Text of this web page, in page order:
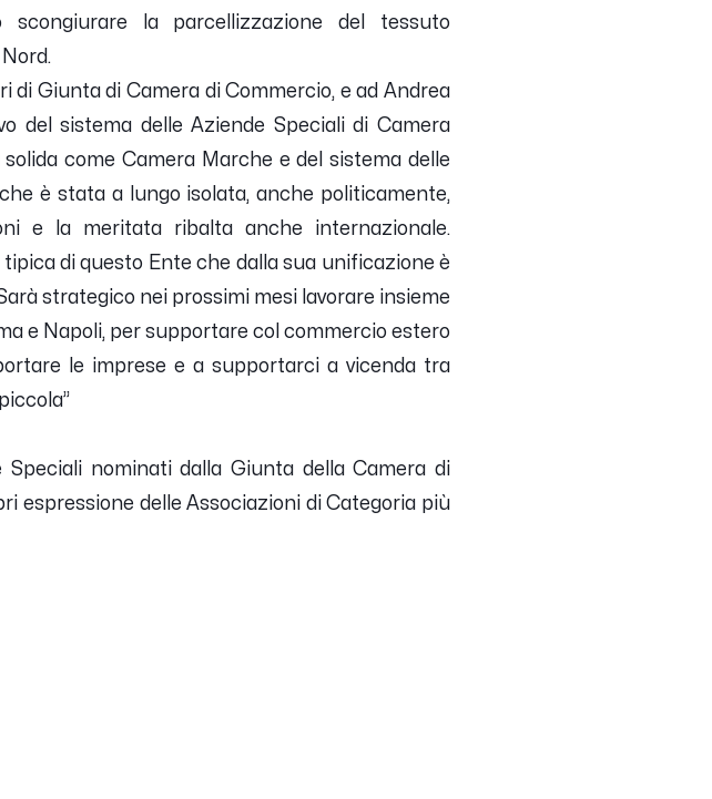
la parcellizzazione del tessuto
di Giunta di Camera di Commercio, e ad Andrea
del sistema delle Aziende Speciali di Camera
come Camera Marche e del sistema delle
è stata a lungo isolata, anche politicamente,
e la meritata ribalta anche internazionale.
di questo Ente che dalla sua unificazione è
strategico nei prossimi mesi lavorare insieme
e Napoli, per supportare col commercio estero
le imprese e a supportarci a vicenda tra
Speciali nominati dalla Giunta della Camera di
espressione delle Associazioni di Categoria più